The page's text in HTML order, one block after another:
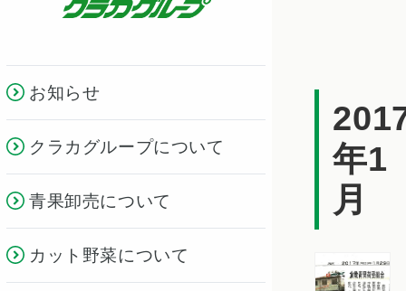
お知らせ
クラカグループについて
青果卸売について
カット野菜について
年1
月